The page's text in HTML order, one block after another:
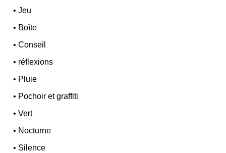
•Jeu
• Boîte
•Conseil
• réflexions
• Pluie
• Pochoir et graffiti
•Vert
• Nocturne
• Silence